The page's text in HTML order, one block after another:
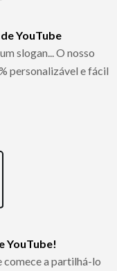
YouTube
slogan... O nosso
personalizável e fácil
YouTube!
comece a partilhá-lo